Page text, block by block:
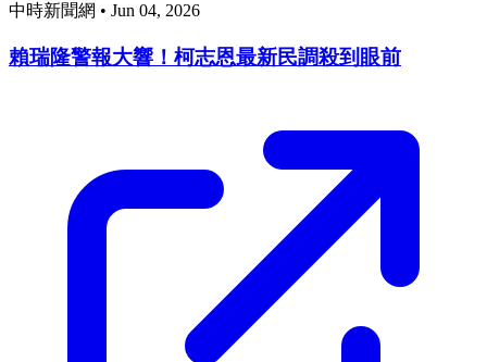
中時新聞網 • Jun 04, 2026
賴瑞隆警報大響！柯志恩最新民調殺到眼前